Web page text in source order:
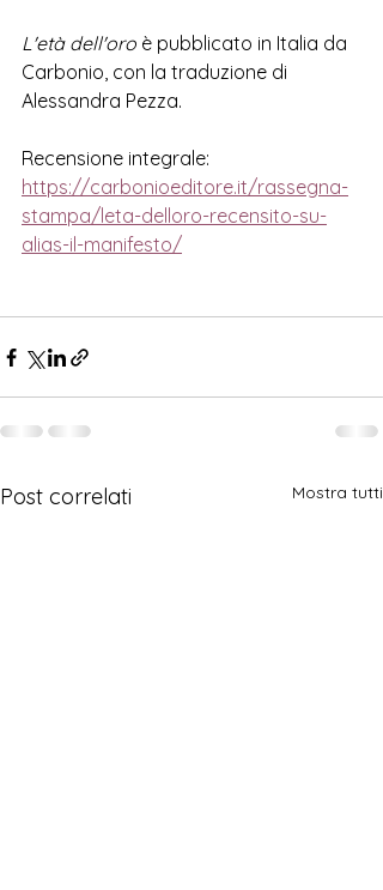
L'età dell'oro è pubblicato in Italia da
Carbonio, con la traduzione di
Alessandra Pezza.
Recensione integrale:
https://carbonioeditore.it/rassegna-
stampa/leta-delloro-recensito-su-
alias-il-manifesto/
Post correlati Mostra tutti